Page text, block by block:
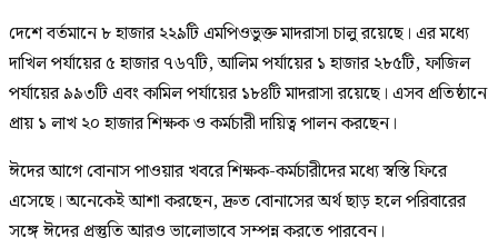
দেশে বর্তমানে ৮ হাজার ২২৯টি এমপিওভুক্ত মাদরাসা চালু রয়েছে। এর মধ্যে
দাখিল পর্যায়ের ৫ হাজার ৭৬৭টি, আলিম পর্যায়ের ১ হাজার ২৮৫টি, ফাজিল
পর্যায়ের ৯৯৩টি এবং কামিল পর্যায়ের ১৮৪টি মাদরাসা রয়েছে। এসব প্রতিষ্ঠানে
প্রায় ১ লাখ ২০ হাজার শিক্ষক ও কর্মচারী দায়িত্ব পালন করছেন।
ঈদের আগে বোনাস পাওয়ার খবরে শিক্ষক-কর্মচারীদের মধ্যে স্বস্তি ফিরে
এসেছে। অনেকেই আশা করছেন, দ্রুত বোনাসের অর্থ ছাড় হলে পরিবারের
সঙ্গে ঈদের প্রস্তুতি আরও ভালোভাবে সম্পন্ন করতে পারবেন।